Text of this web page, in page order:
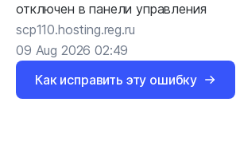
отключен в панели управления
scp110.hosting.reg.ru
09 Aug 2026 02:49
Как исправить эту ошибку